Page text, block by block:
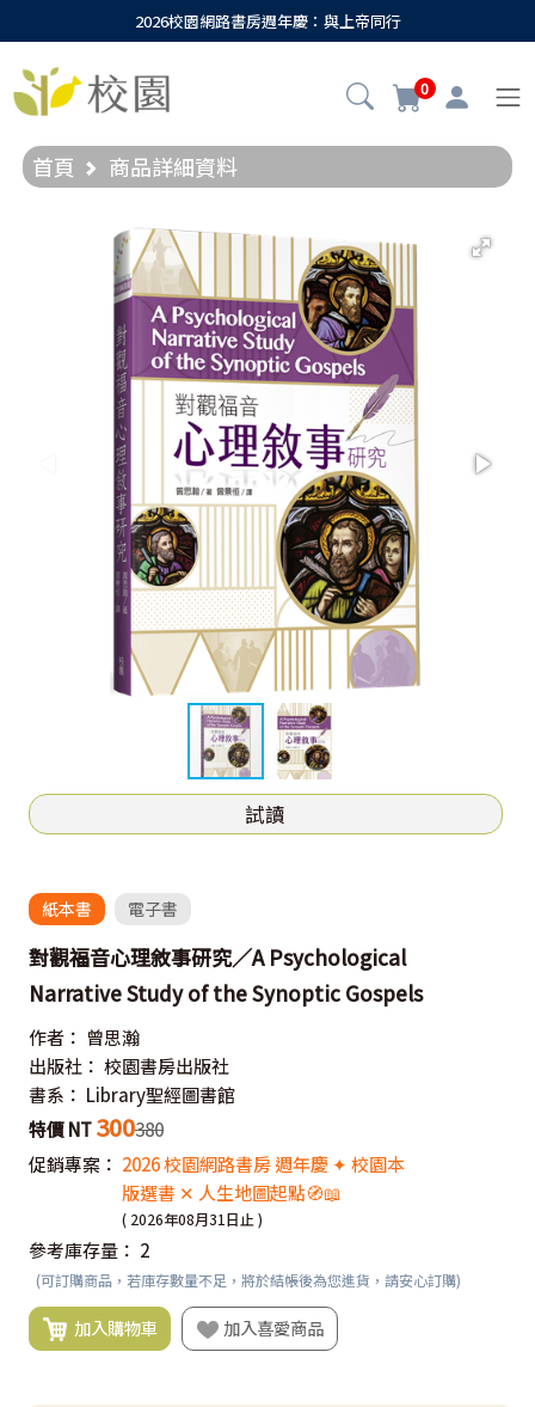
2026校園網路書房週年慶：與上帝同行
0
首頁 商品詳細資料
試讀
紙本書 電子書
對觀福音心理敘事研究／A Psychological
Narrative Study of the Synoptic Gospels
作者： 曾思瀚
出版社： 校園書房出版社
書系： Library聖經圖書館
特價 NT 300380
促銷專案： 2026 校園網路書房 週年慶 ✦ 校園本
版選書 ✕ 人生地圖起點🧭📖
( 2026年08月31日止 )
參考庫存量： 2
(可訂購商品，若庫存數量不足，將於結帳後為您進貨，請安心訂購)
加入購物車 加入喜愛商品